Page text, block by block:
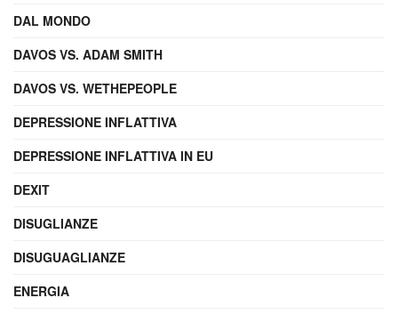
DAL MONDO
DAVOS VS. ADAM SMITH
DAVOS VS. WETHEPEOPLE
DEPRESSIONE INFLATTIVA
DEPRESSIONE INFLATTIVA IN EU
DEXIT
DISUGLIANZE
DISUGUAGLIANZE
ENERGIA